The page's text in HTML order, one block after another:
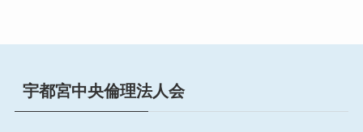
宇都宮中央倫理法人会